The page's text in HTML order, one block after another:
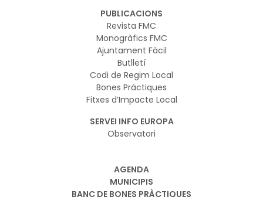
PUBLICACIONS
Revista FMC
Monogràfics FMC
Ajuntament Fàcil
Butlletí
Codi de Regim Local
Bones Pràctiques
Fitxes d’Impacte Local
SERVEI INFO EUROPA
Observatori
AGENDA
MUNICIPIS
BANC DE BONES PRÀCTIQUES